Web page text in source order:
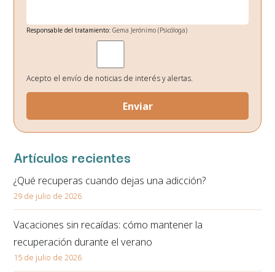
Responsable del tratamiento: Gema Jerónimo (Psicóloga)
Gestión de envío de noticias de interés.
obligación legal.
Derechos:
Podrá ejercitar los derechos de acceso, rectificación, supresión,
oposición, portabilidad y retirada de consentimiento de sus datos personales
en la dirección de correo electrónico. En la política de privacidad de la página
web podrá ampliar está información.
Acepto el envío de noticias de interés y alertas.
Artículos recientes
¿Qué recuperas cuando dejas una adicción?
29 de julio de 2026
Vacaciones sin recaídas: cómo mantener la
recuperación durante el verano
15 de julio de 2026